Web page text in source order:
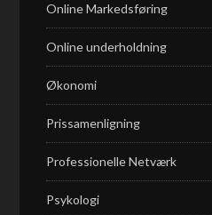
Online Markedsføring
Online underholdning
Økonomi
Prissamenligning
Professionelle Netværk
Psykologi